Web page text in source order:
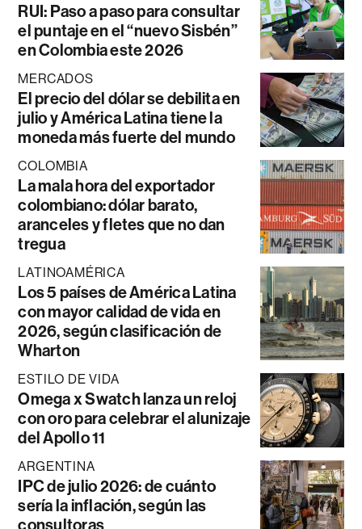
RUI: Paso a paso para consultar
el puntaje en el “nuevo Sisbén”
en Colombia este 2026
MERCADOS
El precio del dólar se debilita en
julio y América Latina tiene la
moneda más fuerte del mundo
COLOMBIA
La mala hora del exportador
colombiano: dólar barato,
aranceles y fletes que no dan
tregua
LATINOAMÉRICA
Los 5 países de América Latina
con mayor calidad de vida en
2026, según clasificación de
Wharton
ESTILO DE VIDA
Omega x Swatch lanza un reloj
con oro para celebrar el alunizaje
del Apollo 11
ARGENTINA
IPC de julio 2026: de cuánto
sería la inflación, según las
consultoras